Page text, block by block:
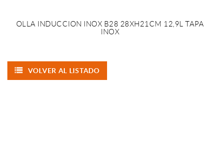
OLLA INDUCCION INOX B28 28XH21CM 12,9L TAPA
INOX
VOLVER AL LISTADO